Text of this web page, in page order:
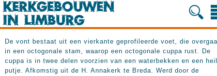
De vont bestaat uit een vierkante geprofileerde voet, die
in een octogonale stam, waarop een octogonale cuppa rust. De
cuppa is in twee delen voorzien van een waterbekken en een
putje. Afkomstig uit de H. Annakerk te Breda. Werd door de